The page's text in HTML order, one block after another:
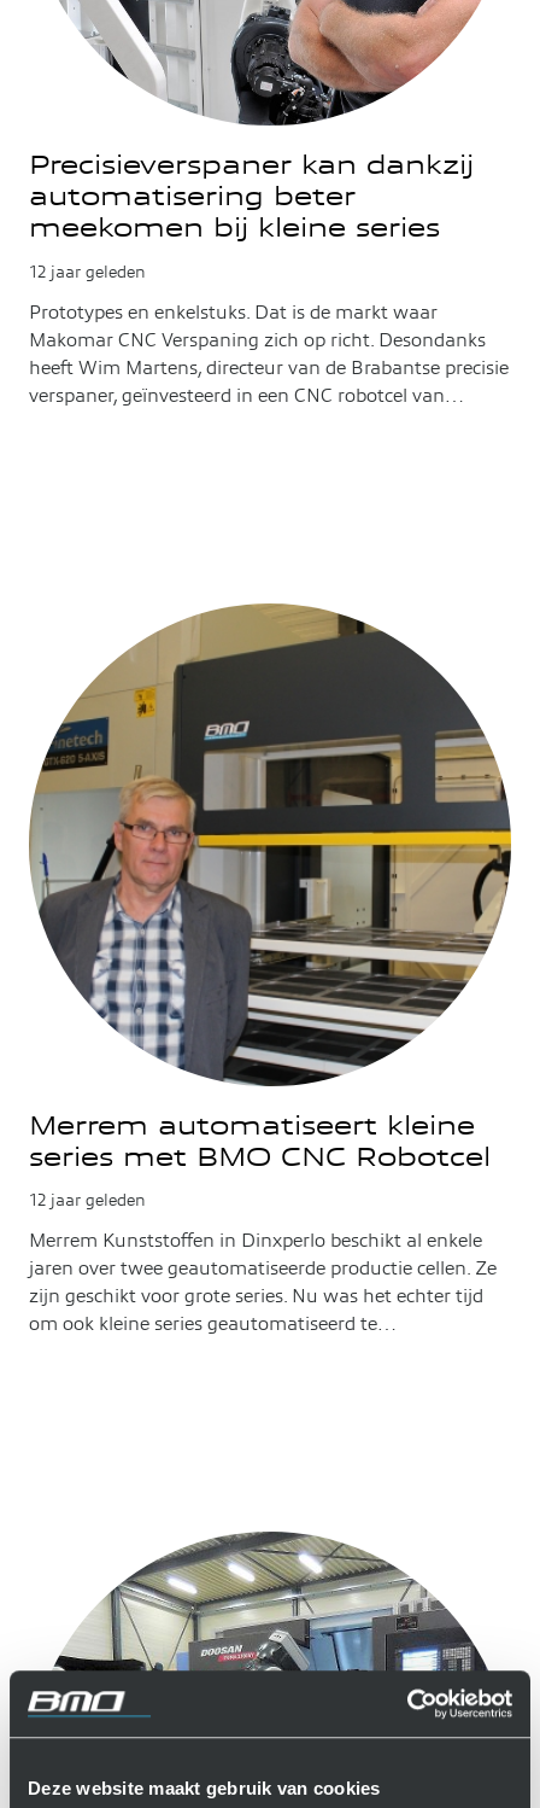
Deze website maakt gebruik van cookies
Precisieverspaner kan dankzij
automatisering beter
meekomen bij kleine series
12 jaar geleden
Prototypes en enkelstuks. Dat is de markt waar
Makomar CNC Verspaning zich op richt. Desondanks
heeft Wim Martens, directeur van de Brabantse precisie
verspaner, geïnvesteerd in een CNC robotcel van…
Merrem automatiseert kleine
series met BMO CNC Robotcel
12 jaar geleden
Merrem Kunststoffen in Dinxperlo beschikt al enkele
jaren over twee geautomatiseerde productie cellen. Ze
zijn geschikt voor grote series. Nu was het echter tijd
om ook kleine series geautomatiseerd te…